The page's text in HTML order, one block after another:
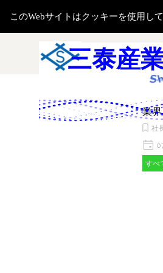
このWebサイトはクッキーを使用し
三泰産
メニューをスキ
検索
Sal
業
社
すべ